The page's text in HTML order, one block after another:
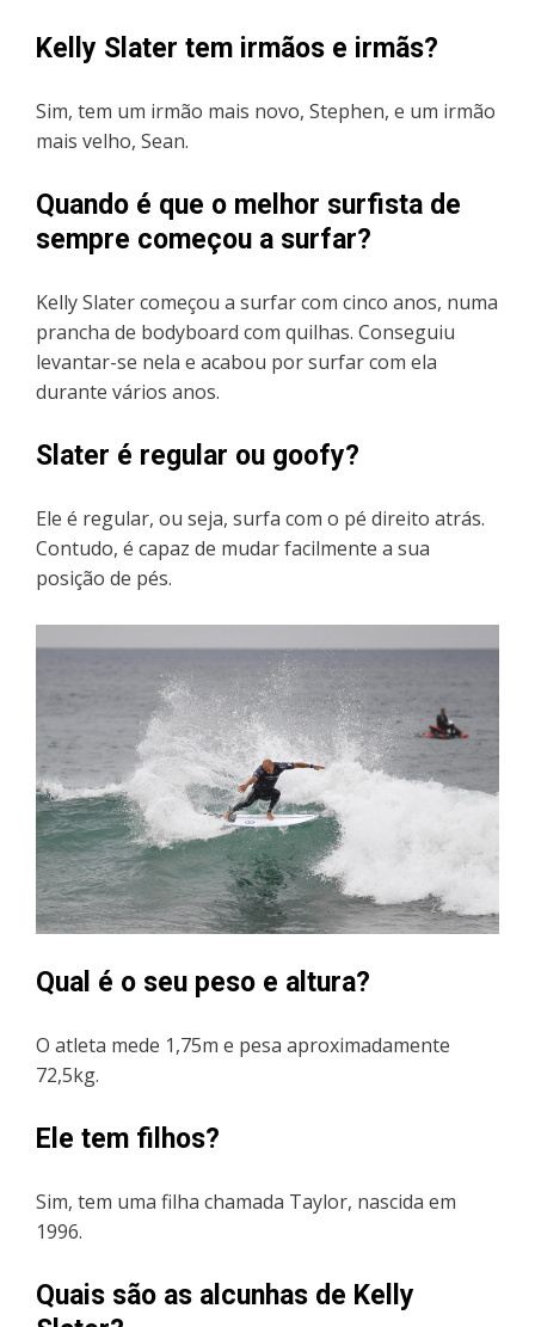
Kelly Slater tem irmãos e irmãs?
Sim, tem um irmão mais novo, Stephen, e um irmão
mais velho, Sean.
Quando é que o melhor surfista de
sempre começou a surfar?
Kelly Slater começou a surfar com cinco anos, numa
prancha de bodyboard com quilhas. Conseguiu
levantar-se nela e acabou por surfar com ela
durante vários anos.
Slater é regular ou goofy?
Ele é regular, ou seja, surfa com o pé direito atrás.
Contudo, é capaz de mudar facilmente a sua
posição de pés.
Qual é o seu peso e altura?
O atleta mede 1,75m e pesa aproximadamente
72,5kg.
Ele tem filhos?
Sim, tem uma filha chamada Taylor, nascida em
1996.
Quais são as alcunhas de Kelly